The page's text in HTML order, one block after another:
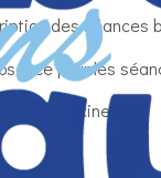
des séances
pour les
de piscine ?